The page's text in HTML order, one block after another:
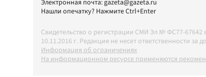
Электронная почта:gazeta@gazeta.ru
Нашли опечатку? Нажмите Ctrl+Enter
Свидетельство о регистрации СМИ Эл № ФС77-
10.11.2016 г. Редакция не несет ответственности
Информация об ограничениях
На информационном ресурсе применяются